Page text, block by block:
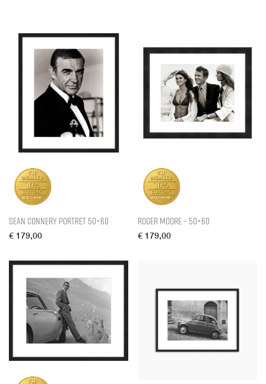
Sean Connery Portret 50×60
€ 179,00
Roger Moore – 50×60
€ 179,00